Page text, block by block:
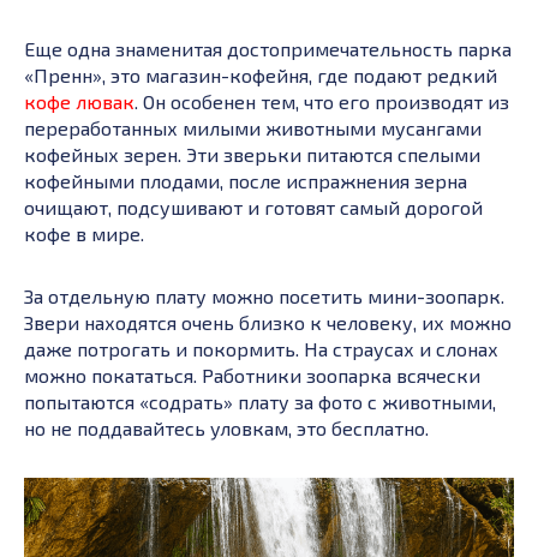
Еще одна знаменитая достопримечательность парка
«Пренн», это магазин-кофейня, где подают редкий
кофе лювак. Он особенен тем, что его производят из
переработанных милыми животными мусангами
кофейных зерен. Эти зверьки питаются спелыми
кофейными плодами, после испражнения зерна
очищают, подсушивают и готовят самый дорогой
кофе в мире.
За отдельную плату можно посетить мини-зоопарк.
Звери находятся очень близко к человеку, их можно
даже потрогать и покормить. На страусах и слонах
можно покататься. Работники зоопарка всячески
попытаются «содрать» плату за фото с животными,
но не поддавайтесь уловкам, это бесплатно.